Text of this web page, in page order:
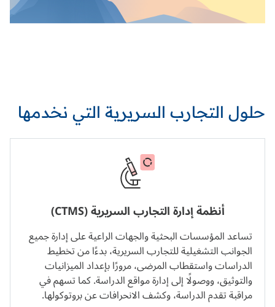
حلول التجارب السريرية التي نخدمها
أنظمة إدارة التجارب السريرية (CTMS)
تساعد المؤسسات البحثية والجهات الراعية على إدارة جميع
الجوانب التشغيلية للتجارب السريرية، بدءًا من تخطيط
الدراسات واستقطاب المرضى، مرورًا بإعداد الميزانيات
والتوثيق، ووصولًا إلى إدارة مواقع الدراسة. كما تسهم في
مراقبة تقدم الدراسة، وكشف الانحرافات عن بروتوكولها.